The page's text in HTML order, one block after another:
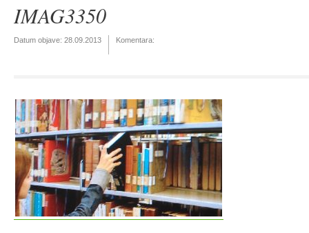
IMAG3350
Datum objave: 28.09.2013 Komentara: